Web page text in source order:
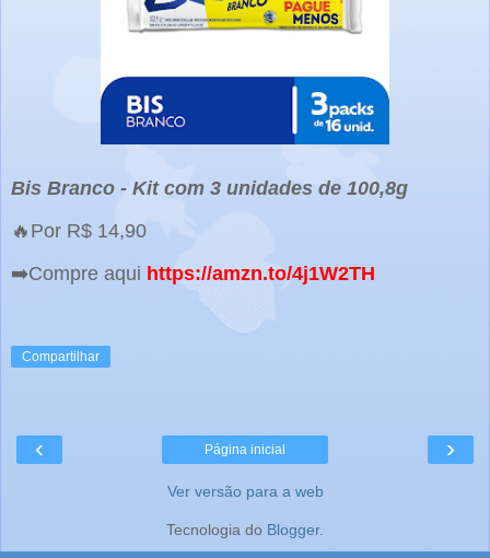
Bis Branco - Kit com 3 unidades de 100,8g
🔥Por R$ 14,90
➡️Compre aqui https://amzn.to/4j1W2TH
Compartilhar
‹ ›
Página inicial
Ver versão para a web
Tecnologia do Blogger.